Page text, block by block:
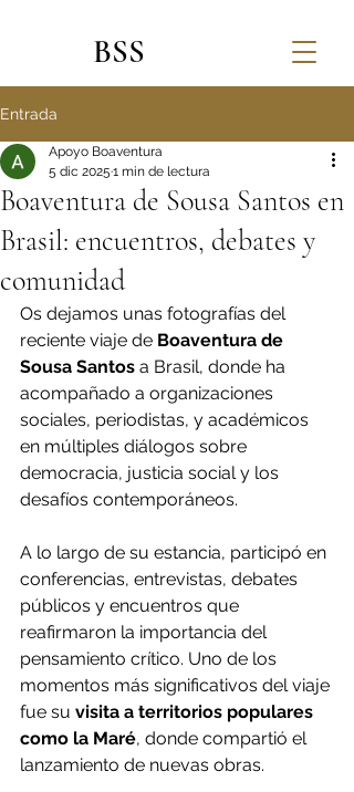
BSS
Entrada
Boaventura de Sousa Santos en
Brasil: encuentros, debates y
comunidad
Apoyo Boaventura
5 dic 2025 1 min de lectura
Os dejamos unas fotografías del
reciente viaje de Boaventura de
Sousa Santos a Brasil, donde ha
acompañado a organizaciones
sociales, periodistas, y académicos
en múltiples diálogos sobre
democracia, justicia social y los
desafíos contemporáneos.
A lo largo de su estancia, participó en
conferencias, entrevistas, debates
públicos y encuentros que
reafirmaron la importancia del
pensamiento crítico. Uno de los
momentos más significativos del viaje
fue su visita a territorios populares
como la Maré, donde compartió el
lanzamiento de nuevas obras.